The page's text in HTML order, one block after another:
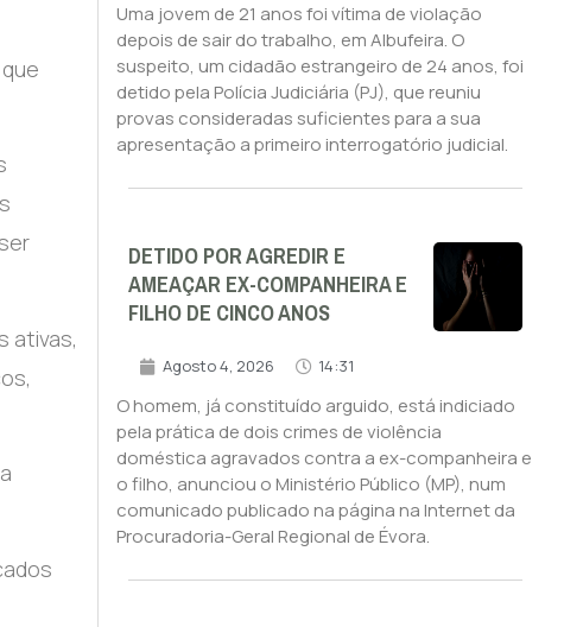
ativas,
Uma jovem de 21 anos foi vítima de violação
depois de sair do trabalho, em Albufeira. O
suspeito, um cidadão estrangeiro de 24 anos, foi
detido pela Polícia Judiciária (PJ), que reuniu
provas consideradas suficientes para a sua
apresentação a primeiro interrogatório judicial.
DETIDO POR AGREDIR E
AMEAÇAR EX-COMPANHEIRA E
FILHO DE CINCO ANOS
Agosto 4, 2026 14:31
O homem, já constituído arguido, está indiciado
pela prática de dois crimes de violência
doméstica agravados contra a ex-companheira e
o filho, anunciou o Ministério Público (MP), num
comunicado publicado na página na Internet da
Procuradoria-Geral Regional de Évora.